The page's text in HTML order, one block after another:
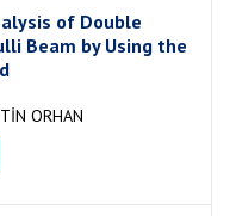
of Double
Beam by Using the
ORHAN